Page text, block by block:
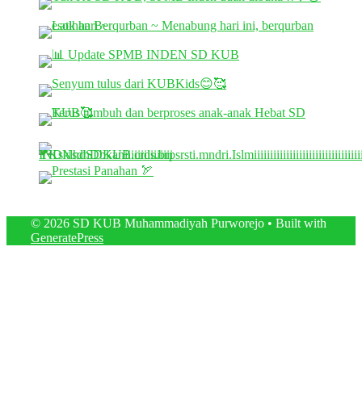
© 2026 SD KUB Muhammadiyah Purworejo • Built with
GeneratePress